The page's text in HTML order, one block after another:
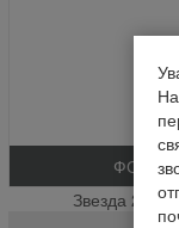
ФОТО
Звезда 2ПР